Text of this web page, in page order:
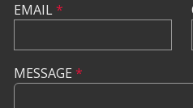
EMAIL*
MESSAGE *